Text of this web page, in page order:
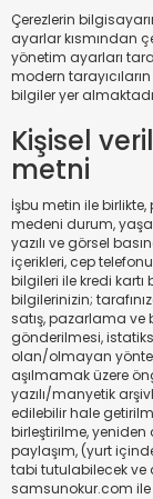
Çerezlerin
ayarlar kısmından
yönetim ayarları
modern
bilgiler yer
Kişisel
metni
İşbu metin ile
medeni durum,
yazılı ve görsel
içerikleri, cep
bilgileri ile kredi
bilgilerinizin;
satış, pazarlama ve
gönderilmesi,
olan/olmayan
aşılmamak üzere
yazılı/manyetik
edilebilir hale
birleştirilme, yeniden
paylaşım, (yurt
tabi tutulabilecek ve
samsunokur.com ile